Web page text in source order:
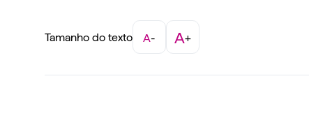
Tamanho do texto A- A+